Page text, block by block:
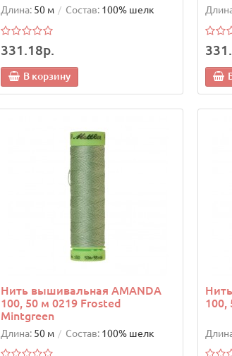
Длина: 50 м Состав: 100% шелк
331.18р.
В корзину
Нить вышивальная AMANDA
100, 50 м 0219 Frosted
Mintgreen
Длина: 50 м Состав: 100% шелк
100,